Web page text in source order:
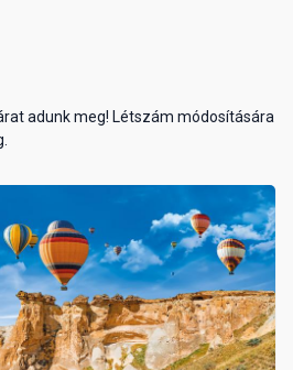
adunk meg! Létszám módosítására